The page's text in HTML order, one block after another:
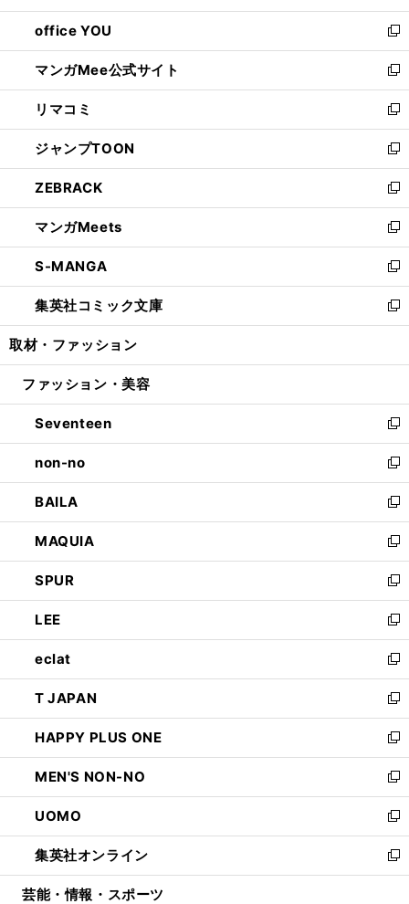
開
く
ウ
で
開
く
ウ
ィ
ン
ド
ウ
で
開
く
し
い
ウ
ィ
ン
ド
ウ
で
開
く
office YOU
新
し
い
ウ
ィ
ン
ド
ウ
で
開
く
マンガMee公式サイト
新
し
い
ウ
ィ
ン
ド
ウ
で
開
く
リマコミ
新
し
い
ウ
ィ
ン
ド
ウ
で
開
く
ジャンプTOON
新
し
い
ウ
ィ
ン
ド
ウ
で
開
ZEBRACK
新
し
い
ウ
ィ
ン
ド
ウ
開
マンガMeets
新
し
い
ウ
ィ
ン
ウ
開
く
S-MANGA
新
し
い
ウ
ン
ウ
で
開
く
集英社コミック文庫
新
し
ウ
ン
ド
ウ
で
開
く
取材・ファッション
ファッション・美容
Seventeen
新
し
い
ウ
ィ
ン
ド
ウ
で
開
く
non-no
新
し
い
ウ
ィ
ン
ド
ウ
で
開
く
BAILA
新
し
い
ウ
ィ
ン
ド
ウ
で
開
く
MAQUIA
新
し
い
ウ
ィ
ン
ド
ウ
で
開
く
SPUR
新
し
い
ウ
ィ
ン
ド
ウ
で
開
く
LEE
新
し
い
ウ
ィ
ン
ド
ウ
で
開
く
eclat
新
し
い
ウ
ィ
ン
ド
ウ
で
開
く
T JAPAN
新
し
い
ウ
ィ
ン
ド
ウ
で
開
HAPPY PLUS ONE
新
し
い
ウ
ィ
ン
ド
ウ
MEN'S NON-NO
新
し
い
ウ
ィ
ン
UOMO
新
し
い
ウ
集英社オンライン
新
し
芸能・情報・スポーツ